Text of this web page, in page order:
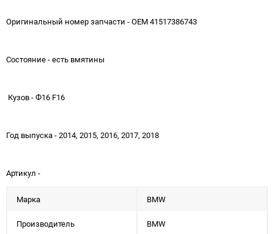
Оригинальный номер запчасти - OEM 41517386743
Состояние - есть вмятины
Кузов - Ф16 F16
Год выпуска - 2014, 2015, 2016, 2017, 2018
Артикул -
Марка BMW
Производитель BMW